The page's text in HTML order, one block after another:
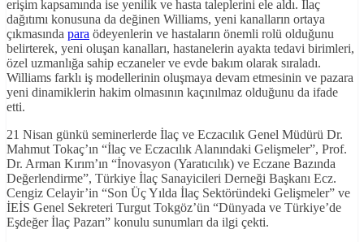
erişim kapsamında ise yenilik ve hasta taleplerini ele aldı. İlaç
dağıtımı konusuna da değinen Williams, yeni kanalların ortaya
çıkmasında para ödeyenlerin ve hastaların önemli rolü olduğunu
belirterek, yeni oluşan kanalları, hastanelerin ayakta tedavi birimleri,
özel uzmanlığa sahip eczaneler ve evde bakım olarak sıraladı.
Williams farklı iş modellerinin oluşmaya devam etmesinin ve pazara
yeni dinamiklerin hakim olmasının kaçınılmaz olduğunu da ifade
etti.
21 Nisan günkü seminerlerde İlaç ve Eczacılık Genel Müdürü Dr.
Mahmut Tokaç’ın “İlaç ve Eczacılık Alanındaki Gelişmeler”, Prof.
Dr. Arman Kırım’ın “İnovasyon (Yaratıcılık) ve Eczane Bazında
Değerlendirme”, Türkiye İlaç Sanayicileri Derneği Başkanı Ecz.
Cengiz Celayir’in “Son Üç Yılda İlaç Sektöründeki Gelişmeler” ve
İEİS Genel Sekreteri Turgut Tokgöz’ün “Dünyada ve Türkiye’de
Eşdeğer İlaç Pazarı” konulu sunumları da ilgi çekti.